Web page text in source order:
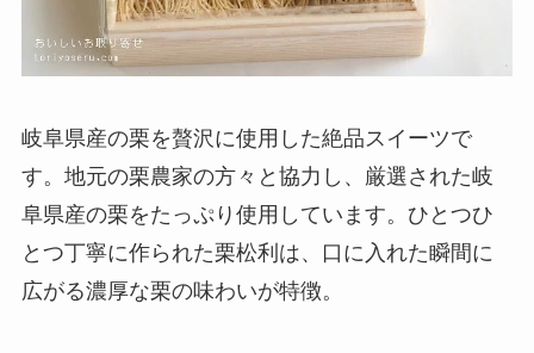
岐阜県産の栗を贅沢に使用した絶品スイーツで
す。地元の栗農家の方々と協力し、厳選された岐
阜県産の栗をたっぷり使用しています。ひとつひ
とつ丁寧に作られた栗松利は、口に入れた瞬間に
広がる濃厚な栗の味わいが特徴。